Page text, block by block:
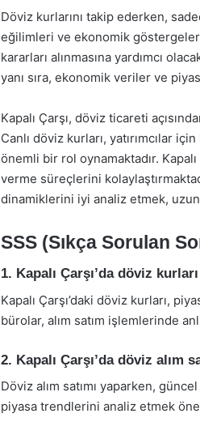
Döviz kurlarını takip ederken,
eğilimleri ve ekonomik göstergeleri
kararları alınmasına yardımcı
yanı sıra, ekonomik veriler ve
Kapalı Çarşı, döviz ticareti
Canlı döviz kurları, yatırımcılar
önemli bir rol oynamaktadır. Kapalı
verme süreçlerini
dinamiklerini iyi analiz etmek, uzun
SSS (Sıkça Sorulan
1. Kapalı Çarşı’da döviz
Kapalı Çarşı’daki döviz kurları,
bürolar, alım satım işlemlerinde
2. Kapalı Çarşı’da döviz alım
Döviz alım satımı yaparken,
piyasa trendlerini analiz etmek